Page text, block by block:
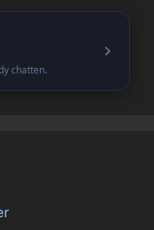
chatten.